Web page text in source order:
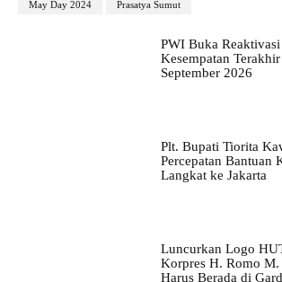
May Day 2024 Prasatya Sumut
PWI Buka
Kesempatan
September 2026
Plt. Bupati Tiorita
Percepatan Bantuan
Langkat ke Jakarta
Luncurkan Logo
Korpres H. Romo
Harus Berada di